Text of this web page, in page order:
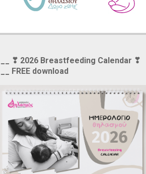
___ ❣ 2026 Breastfeeding Calendar ❣
___ FREE download